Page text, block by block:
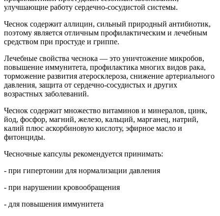
улучшающие работу сердечно-сосудистой системы.
Чеснок содержит аллицин, сильный природный антибиотик,
поэтому является отличным профилактическим и лечебным
средством при простуде и гриппе.
Лечебные свойства чеснока — это уничтожение микробов,
повышение иммунитета, профилактика многих видов рака,
торможение развития атеросклероза, снижение артериального
давления, защита от сердечно-сосудистых и других
возрастных заболеваний.
Чеснок содержит множество витаминов и минералов, цинк,
йод, фосфор, магний, железо, кальций, марганец, натрий,
калий плюс аскорбиновую кислоту, эфирное масло и
фитонциды.
Чесночные капсулы рекомендуется принимать:
- при гипертонии для нормализации давления
- при нарушении кровoобращения
- для повышения иммунитета